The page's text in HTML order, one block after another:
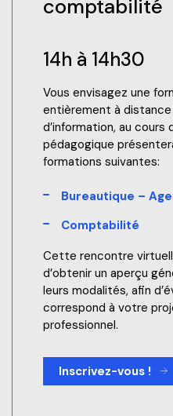
comptabilité
14h à 14h30
Vous envisagez une
entièrement à distance
d’information, au cours
pédagogique
formations suivantes:
Bureautique –
Comptabilité
Cette rencontre
d’obtenir un aperçu
leurs modalités, afin
correspond à votre
professionnel.
Inscrivez-vous !